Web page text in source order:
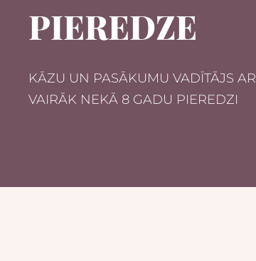
PIEREDZE
KĀZU UN PASĀKUMU VADĪTĀJS AR
VAIRĀK NEKĀ 8 GADU PIEREDZI